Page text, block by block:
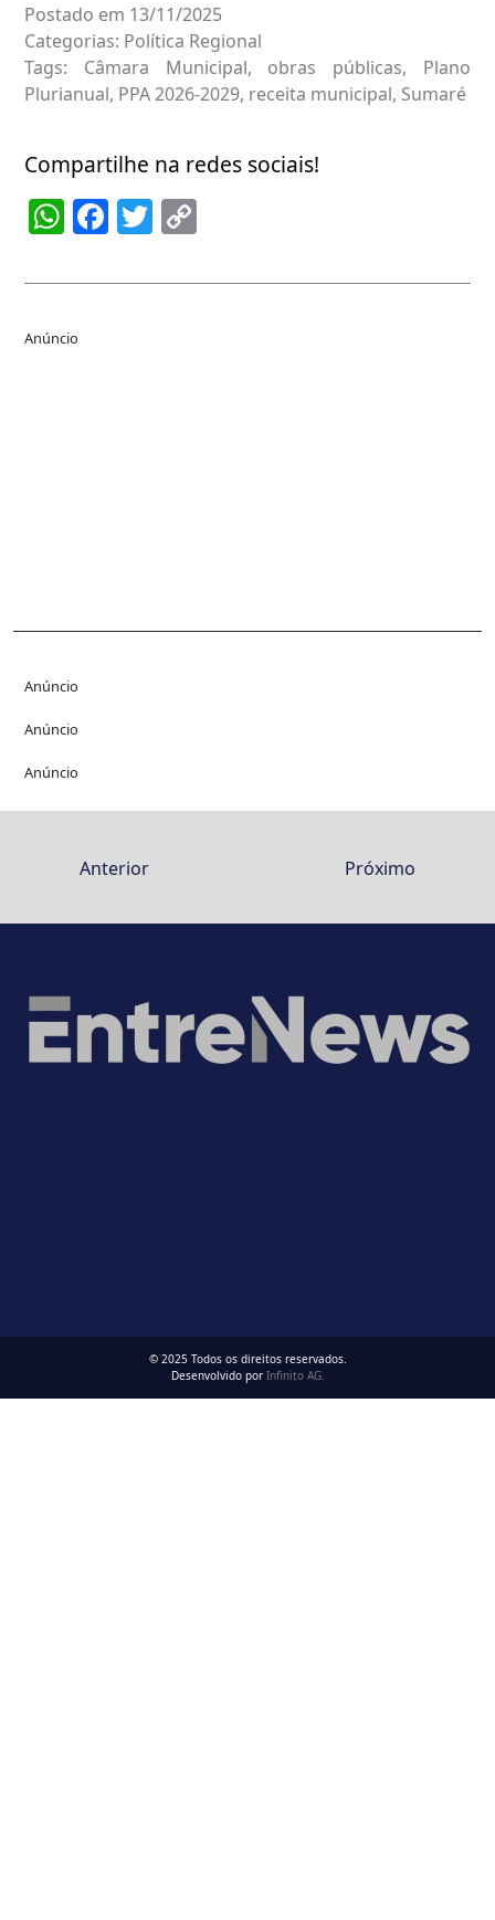
Postado em 13/11/2025
Categorias: Política Regional
Tags: Câmara Municipal, obras públicas, Plano
Plurianual, PPA 2026-2029, receita municipal, Sumaré
Compartilhe na redes sociais!
WhatsApp
Facebook
Twitter
Anúncio
Anúncio
Anúncio
Anúncio
Anterior Próximo
© 2025 Todos os direitos reservados.
Desenvolvido por Infinito AG.